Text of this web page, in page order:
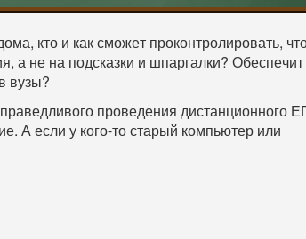
кто и как сможет проконтролировать,
а не на подсказки и шпаргалки?
вузы?
проведения дистанционного
А если у кого-то старый компьютер или